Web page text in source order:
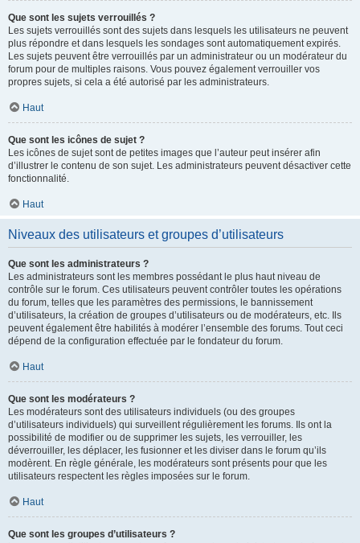
Que sont les sujets verrouillés ?
Les sujets verrouillés sont des sujets dans lesquels les utilisateurs ne peuvent
plus répondre et dans lesquels les sondages sont automatiquement expirés.
Les sujets peuvent être verrouillés par un administrateur ou un modérateur du
forum pour de multiples raisons. Vous pouvez également verrouiller vos
propres sujets, si cela a été autorisé par les administrateurs.
Haut
Que sont les icônes de sujet ?
Les icônes de sujet sont de petites images que l’auteur peut insérer afin
d’illustrer le contenu de son sujet. Les administrateurs peuvent désactiver cette
fonctionnalité.
Haut
Niveaux des utilisateurs et groupes d’utilisateurs
Que sont les administrateurs ?
Les administrateurs sont les membres possédant le plus haut niveau de
contrôle sur le forum. Ces utilisateurs peuvent contrôler toutes les opérations
du forum, telles que les paramètres des permissions, le bannissement
d’utilisateurs, la création de groupes d’utilisateurs ou de modérateurs, etc. Ils
peuvent également être habilités à modérer l’ensemble des forums. Tout ceci
dépend de la configuration effectuée par le fondateur du forum.
Haut
Que sont les modérateurs ?
Les modérateurs sont des utilisateurs individuels (ou des groupes
d’utilisateurs individuels) qui surveillent régulièrement les forums. Ils ont la
possibilité de modifier ou de supprimer les sujets, les verrouiller, les
déverrouiller, les déplacer, les fusionner et les diviser dans le forum qu’ils
modèrent. En règle générale, les modérateurs sont présents pour que les
utilisateurs respectent les règles imposées sur le forum.
Haut
Que sont les groupes d’utilisateurs ?